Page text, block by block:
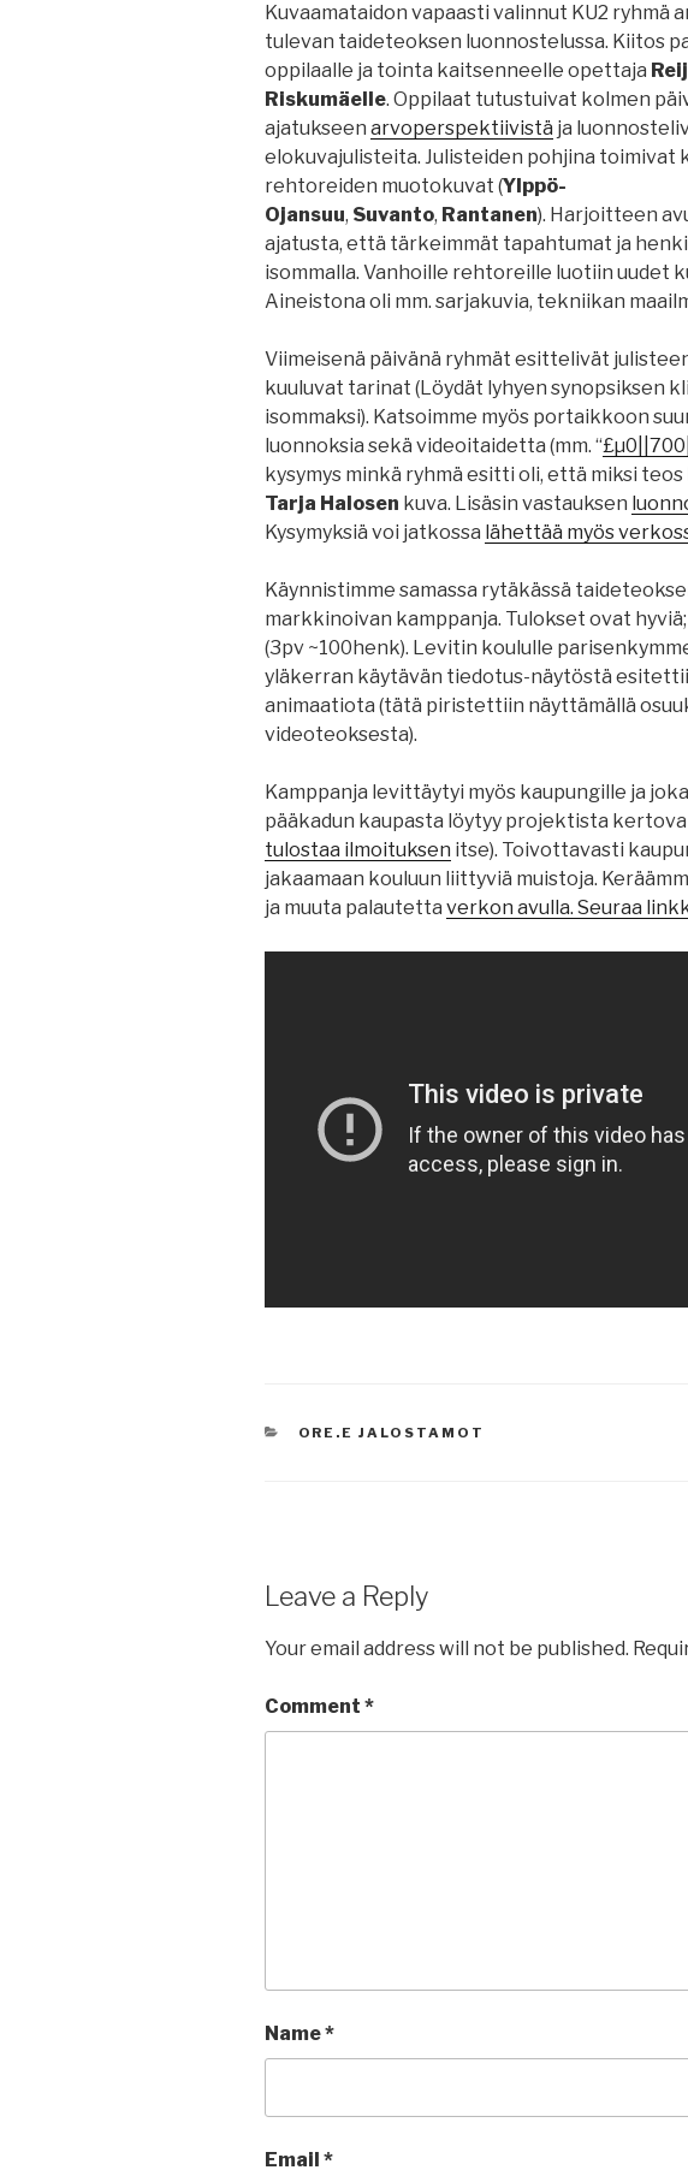
Kuvaamataidon vapaasti valinnut KU2 ryhmä
tulevan taideteoksen luonnostelussa. Kiitos
oppilaalle ja tointa kaitsenneelle opettaja
Riskumäelle. Oppilaat tutustuivat kolmen
ajatukseen arvoperspektiivistä ja
elokuvajulisteita. Julisteiden pohjina toimivat
rehtoreiden muotokuvat (Ylppö-
Ojansuu, Suvanto, Rantanen). Harjoitteen
ajatusta, että tärkeimmät tapahtumat ja
isommalla. Vanhoille rehtoreille luotiin uudet
Aineistona oli mm. sarjakuvia, tekniikan
Viimeisenä päivänä ryhmät esittelivät
kuuluvat tarinat (Löydät lyhyen synopsiksen
isommaksi). Katsoimme myös portaikkoon
luonnoksia sekä videoitaidetta (mm. “
kysymys minkä ryhmä esitti oli, että miksi
Tarja Halosen kuva. Lisäsin vastauksen
Kysymyksiä voi jatkossa lähettää myös
Käynnistimme samassa rytäkässä
markkinoivan kamppanja. Tulokset ovat
(3pv ~100henk). Levitin koululle
yläkerran käytävän tiedotus-näytöstä
animaatiota (tätä piristettiin näyttämällä
videoteoksesta).
Kamppanja levittäytyi myös kaupungille ja
pääkadun kaupasta löytyy projektista
tulostaa ilmoituksen itse). Toivottavasti
jakaamaan kouluun liittyviä muistoja.
ja muuta palautetta verkon avulla. Seuraa
CATEGORIES
ORE.E JALOSTAMOT
Leave a Reply
Your email address will not be published.
Comment *
Name*
Email *